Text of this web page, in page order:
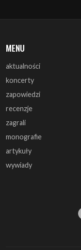
MENU
aktualności
koncerty
zapowiedzi
recenzje
zagrali
monografie
artykuły
wywiady